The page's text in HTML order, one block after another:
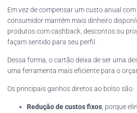
Em vez de compensar um custo anual
consumidor mantém mais dinheiro
produtos com cashback, descontos ou
façam sentido para seu perfil.
Dessa forma, o cartão deixa de ser uma
uma ferramenta mais eficiente para o
Os principais ganhos diretos ao bolso são:
Redução de custos fixos , porque